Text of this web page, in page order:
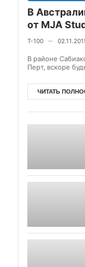
В
от MJA
T-100 —
В районе
Перт, вскоре
ЧИТАТЬ